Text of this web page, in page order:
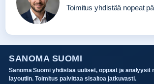
Toimitus yhdistää nopeat
SANOMA SUOMI
Sanoma Suomi yhdistaa uutiset, oppaat ja
layoutiin. Toimitus paivittaa sisaltoa jatkuvasti.